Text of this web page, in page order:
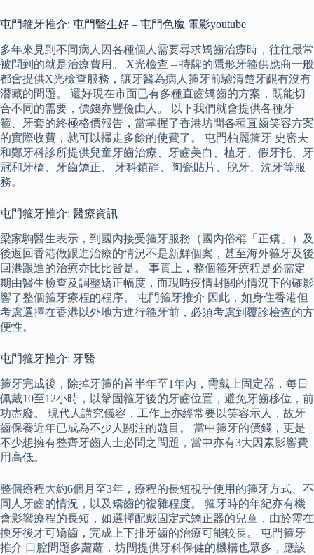
屯門箍牙推介: 屯門醫生好 – 屯門色魔 電影youtube
多年來見到不同病人因各種個人需要尋求矯齒治療時，往往最常
被問到的就是治療費用。 X光檢查 – 持牌的隱形牙箍供應商一般
都會提供X光檢查服務，讓牙醫為病人箍牙前驗清楚牙齦有沒有
潛藏的問題。 還好現在市面已有多種直齒矯齒的方案，既能切
合不同的需要，價錢亦豐儉由人。 以下我們就會提供各種牙
箍、牙套的終極格價報告，當掌握了香港坊間各種直齒笑容方案
的實際收費，就可以掃走多餘的使費了。 屯門柏麗箍牙 史密夫
和鄭牙科診所提供兒童牙齒治療、牙齒美白、植牙、假牙托、牙
冠和牙橋、牙齒矯正、 牙科鎮靜、陶瓷貼片、脫牙、洗牙等服
務。
屯門箍牙推介: 醫療資訊
梁家駒醫生表示，到國內接受箍牙服務（國內俗稱「正矯」）及
後返回香港做跟進治療的情況不是新鮮個案，甚至海外箍牙及後
回港跟進的治療亦比比皆是。 事實上，整個箍牙療程是必需定
期由醫生檢查及調整矯正幅度，而現時疫情封關的情況下的確影
響了整個箍牙療程的程序。 屯門箍牙推介 因此，如身住香港但
考慮選擇在香港以外地方進行箍牙前，必須考慮到覆診檢查的方
便性。
屯門箍牙推介: 牙醫
箍牙完成後，除掉牙箍的首半年至1年內，需戴上固定器，每日
佩戴10至12小時，以鞏固箍牙後的牙齒位置，避免牙齒移位，前
功盡廢。 現代人講究儀容，工作上亦經常要以笑容示人，故牙
齒保養近年已成為不少人關注的題目。 當中箍牙的價錢，更是
不少想擁有整齊牙齒人士必問之問題，當中亦有3大因素影響費
用高低。
整個療程大約6個月至3年，療程的長短視乎使用的箍牙方式、不
同人牙齒的情況，以及矯齒的複雜程度。 箍牙時的年紀亦有機
會影響療程的長短，如選擇配戴固定式矯正器的兒童，由於需在
換牙後才可矯齒，完成上下排牙齒的治療可能較長。 屯門箍牙
推介 口腔問題多蘿蘿，坊間提供牙科保健的機構也眾多，應該